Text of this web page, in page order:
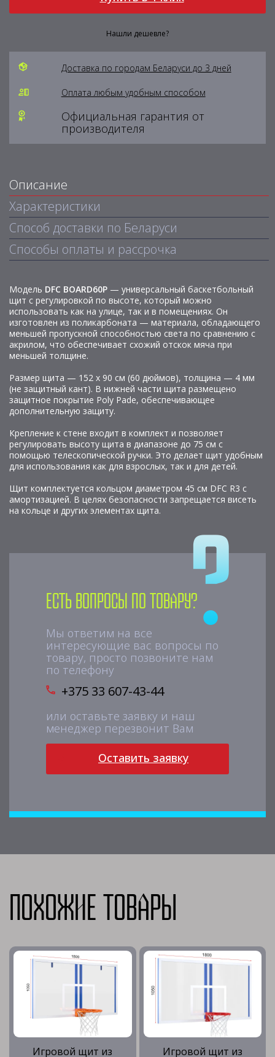
Нашли дешевле?
Доставка по городам Беларуси до 3 дней
Оплата любым удобным способом
Официальная гарантия от
производителя
Описание
Характеристики
Способ доставки по Беларуси
Способы оплаты и рассрочка
Модель DFC BOARD60P — универсальный баскетбольный
щит с регулировкой по высоте, который можно
использовать как на улице, так и в помещениях. Он
изготовлен из поликарбоната — материала, обладающего
меньшей пропускной способностью света по сравнению с
акрилом, что обеспечивает схожий отскок мяча при
меньшей толщине.
Размер щита — 152 х 90 см (60 дюймов), толщина — 4 мм
(не защитный кант). В нижней части щита размещено
защитное покрытие Poly Pade, обеспечивающее
дополнительную защиту.
Крепление к стене входит в комплект и позволяет
регулировать высоту щита в диапазоне до 75 см с
помощью телескопической ручки. Это делает щит удобным
для использования как для взрослых, так и для детей.
Щит комплектуется кольцом диаметром 45 см DFC R3 с
амортизацией. В целях безопасности запрещается висеть
на кольце и других элементах щита.
Есть вопросы по товару?
Мы ответим на все
интересующие вас вопросы по
товару, просто позвоните нам
по телефону
+375 33 607-43-44
или оставьте заявку и наш
менеджер перезвонит Вам
Оставить заявку
Похожие товары
Игровой щит из Игровой щит из